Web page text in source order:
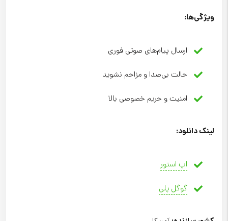
ویژگی‌ها:
ارسال پیام‌های صوتی فوری
حالت بی‌صدا و مزاحم نشوید
امنیت و حریم خصوصی بالا
لینک دانلود:
اپ استور
گوگل پلی